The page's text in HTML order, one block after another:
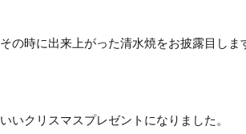
その時に出来上がった清水焼をお披露目しま
いいクリスマスプレゼントになりました。